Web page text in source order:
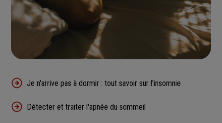
Je n'arrive pas à dormir : tout savoir sur l'insomnie
Détecter et traiter l'apnée du sommeil